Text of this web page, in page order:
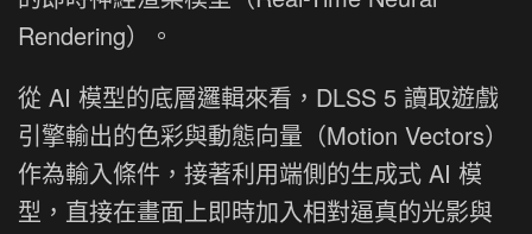
Rendering）。
從 AI 模型的底層邏輯來看，DLSS 5 讀取遊戲
引擎輸出的色彩與動態向量（Motion Vectors）
作為輸入條件，接著利用端側的生成式 AI 模
型，直接在畫面上即時加入相對逼真的光影與